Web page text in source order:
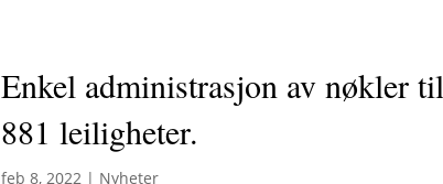
Enkel administrasjon av nøkler til
881 leiligheter.
feb 8, 2022 | Nyheter